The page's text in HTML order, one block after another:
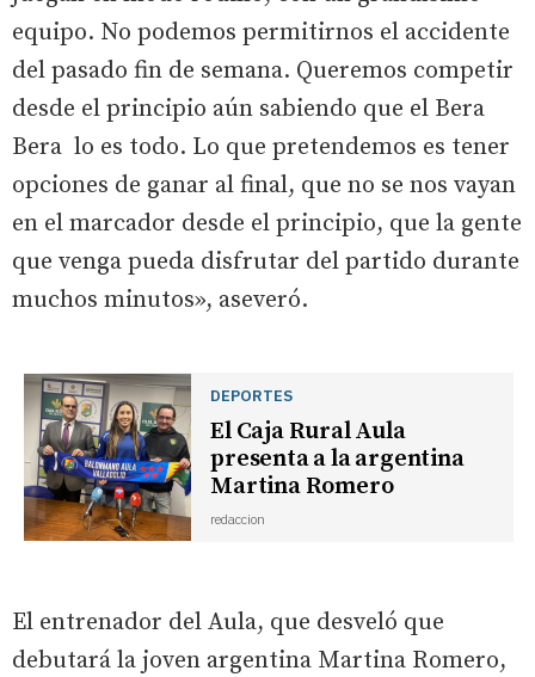
equipo. No podemos permitirnos el accidente
del pasado fin de semana. Queremos competir
desde el principio aún sabiendo que el Bera
Bera lo es todo. Lo que pretendemos es tener
opciones de ganar al final, que no se nos vayan
en el marcador desde el principio, que la gente
que venga pueda disfrutar del partido durante
muchos minutos», aseveró.
DEPORTES
El Caja Rural Aula
presenta a la argentina
Martina Romero
redaccion
El entrenador del Aula, que desveló que
debutará la joven argentina Martina Romero,